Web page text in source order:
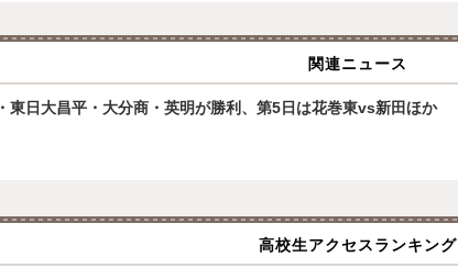
関連ニュース
東日大昌平・大分商・英明が勝利、第5日は花巻東vs新田ほか
高校生アクセスランキング